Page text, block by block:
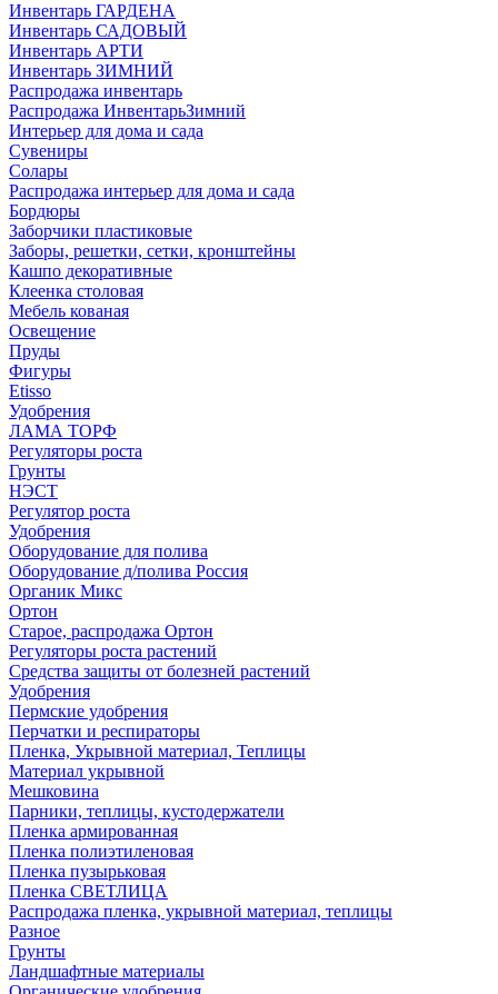
Инвентарь ГАРДЕНА
Инвентарь САДОВЫЙ
Инвентарь АРТИ
Инвентарь ЗИМНИЙ
Распродажа инвентарь
Распродажа ИнвентарьЗимний
Интерьер для дома и сада
Сувениры
Солары
Распродажа интерьер для дома и сада
Бордюры
Заборчики пластиковые
Заборы, решетки, сетки, кронштейны
Кашпо декоративные
Клеенка столовая
Мебель кованая
Освещение
Пруды
Фигуры
Etisso
Удобрения
ЛАМА ТОРФ
Регуляторы роста
Грунты
НЭСТ
Регулятор роста
Удобрения
Оборудование для полива
Оборудование д/полива Россия
Органик Микс
Ортон
Старое, распродажа Ортон
Регуляторы роста растений
Средства защиты от болезней растений
Удобрения
Пермские удобрения
Перчатки и респираторы
Пленка, Укрывной материал, Теплицы
Материал укрывной
Мешковина
Парники, теплицы, кустодержатели
Пленка армированная
Пленка полиэтиленовая
Пленка пузырьковая
Пленка СВЕТЛИЦА
Распродажа пленка, укрывной материал, теплицы
Разное
Грунты
Ландшафтные материалы